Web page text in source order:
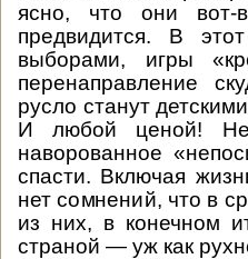
ясно, что они вот-
предвидится. В
выборами, игры
перенаправление
русло станут
И любой ценой!
наворованное
спасти. Включая
нет сомнений, что в
из них, в конечном
страной — уж как